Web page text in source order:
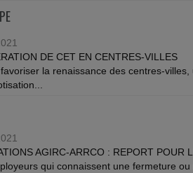
DE CET EN CENTRES-VILLES
la renaissance des centres-
AGIRC-ARRCO : REPORT POUR
qui connaissent une fermeture